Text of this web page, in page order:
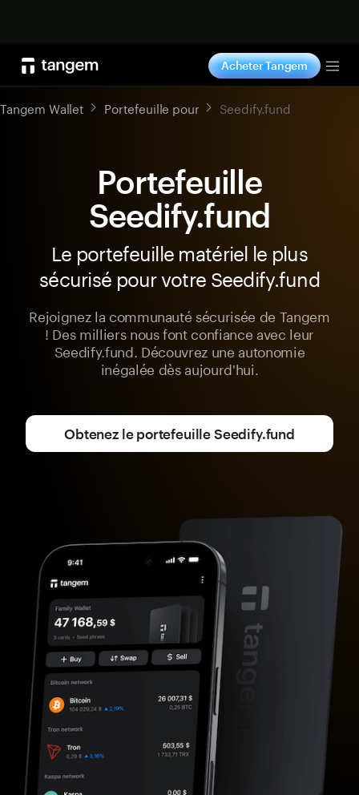
Acheter Tangem
Tangem Wallet Portefeuille pour Seedify.fund
Portefeuille
Seedify.fund
Le portefeuille matériel le plus
sécurisé pour votre Seedify.fund
Rejoignez la communauté sécurisée de Tangem
! Des milliers nous font confiance avec leur
Seedify.fund. Découvrez une autonomie
inégalée dès aujourd'hui.
Obtenez le portefeuille Seedify.fund